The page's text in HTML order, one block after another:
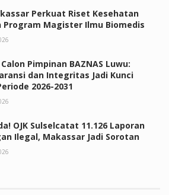
Perkuat Riset Kesehatan
Program Magister Ilmu Biomedis
Pimpinan BAZNAS Luwu:
dan Integritas Jadi Kunci
2026-2031
OJK Sulselcatat 11.126 Laporan
Ilegal, Makassar Jadi Sorotan